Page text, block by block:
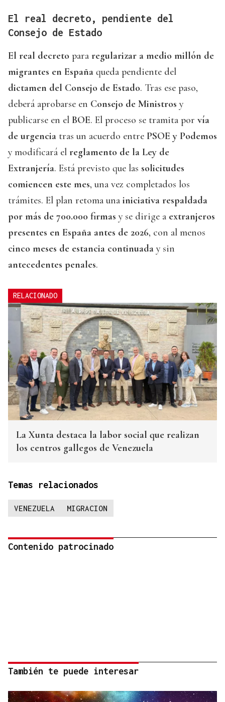
El real decreto, pendiente del
Consejo de Estado
El real decreto para regularizar a medio millón de
migrantes en España queda pendiente del
dictamen del Consejo de Estado. Tras ese paso,
deberá aprobarse en Consejo de Ministros y
publicarse en el BOE. El proceso se tramita por vía
de urgencia tras un acuerdo entre PSOE y Podemos
y modificará el reglamento de la Ley de
Extranjería. Está previsto que las solicitudes
comiencen este mes, una vez completados los
trámites. El plan retoma una iniciativa respaldada
por más de 700.000 firmas y se dirige a extranjeros
presentes en España antes de 2026, con al menos
cinco meses de estancia continuada y sin
antecedentes penales.
RELACIONADO
La Xunta destaca la labor social que realizan
los centros gallegos de Venezuela
Temas relacionados
VENEZUELA MIGRACION
Contenido patrocinado
También te puede interesar